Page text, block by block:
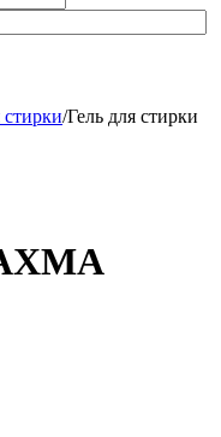
стирки/Гель для стирки